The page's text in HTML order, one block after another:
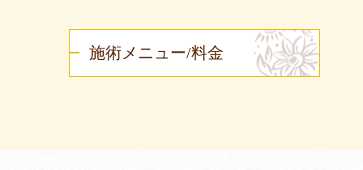
施術メニュー/料金